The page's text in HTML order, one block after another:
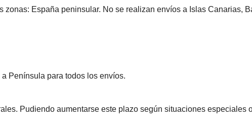
zonas: España peninsular. No se realizan envíos a Islas Canarias,
Península para todos los envíos.
Pudiendo aumentarse este plazo según situaciones especiales